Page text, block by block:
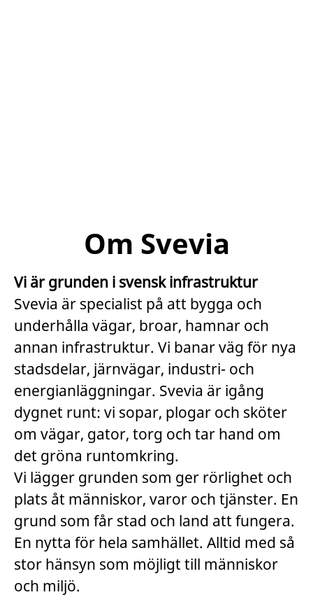
Om Svevia
Vi är grunden i svensk infrastruktur
Svevia är specialist på att bygga och
underhålla vägar, broar, hamnar och
annan infrastruktur. Vi banar väg för nya
stadsdelar, järnvägar, industri- och
energianläggningar. Svevia är igång
dygnet runt: vi sopar, plogar och sköter
om vägar, gator, torg och tar hand om
det gröna runtomkring.
Vi lägger grunden som ger rörlighet och
plats åt människor, varor och tjänster. En
grund som får stad och land att fungera.
En nytta för hela samhället. Alltid med så
stor hänsyn som möjligt till människor
och miljö.